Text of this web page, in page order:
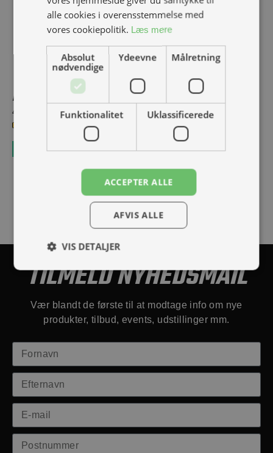
BATTERY PACK COVER LOCK HOLDER
49,00 kr.
Inkl. moms.
Køb
2 64
Se alle
TILMELD NYHEDSMAIL
Vær blandt de første til at modtage info om nye
produkter, tilbud, events, udstillinger mm.
alle cookies i overensstemmelse med
vores cookiepolitik. Læs mere
Absolut
nødvendige
Ydeevne Målretning
Funktionalitet Uklassificerede
ACCEPTER ALLE
AFVIS ALLE
VIS DETALJER